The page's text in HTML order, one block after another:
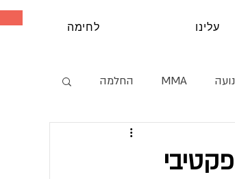
לחימה עלינו
MMA החלמה